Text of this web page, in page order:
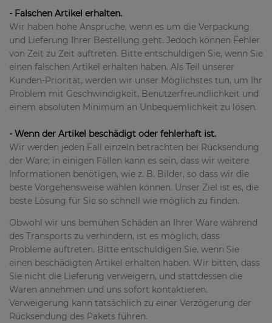
- Falschen Artikel erhalten.
Wir haben hohe Ansprüche, wenn es um die Verpackung
und Lieferung Ihrer Bestellung geht. Jedoch können Fehler
von Zeit zu Zeit auftreten. Bitte entschuldigen Sie, wenn Sie
einen falschen Artikel erhalten haben. Als Teil unserer
Kunden-Priorität, werden wir unser Möglichstes tun, um Ihr
Problem mit Geschwindigkeit, Benutzerfreundlichkeit und
einem absoluten Minimum an Unbequemlichkeit zu lösen.
- Wenn der Artikel beschädigt oder fehlerhaft ist.
Wir werden jeden Fall einzeln betrachten bei Rücksendung
der Ware; in einigen Fällen kann es sein, dass wir weitere
Informationen benötigen, wie z. B. Bilder, so dass wir die
beste Vorgehensweise wählen können. Unser Ziel ist es, die
beste Lösung für Sie so schnell wie möglich zu finden.
Obwohl wir uns bemühen Schäden an Ihrer Ware während
des Transports zu verhindern, ist es möglich, dass
Probleme auftreten. Bitte entschuldigen Sie, wenn Sie
einen beschädigten Artikel erhalten haben. Wir bitten, dass
Sie nicht die Lieferung verweigern, und stattdessen die
Waren annehmen und uns sofort kontaktieren.
Verweigerung kann tatsächlich zu einer Verzögerung der
Rücksendung des Pakets führen.